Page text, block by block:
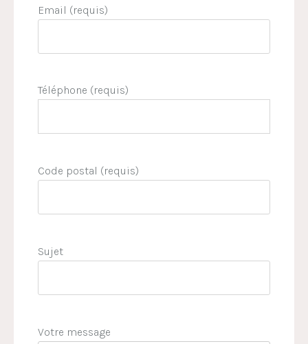
Email (requis)
Téléphone (requis)
Code postal (requis)
Sujet
Votre message